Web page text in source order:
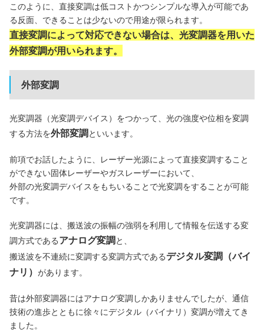
このように、直接変調は低コストかつシンプルな導入が可能であ
る反面、できることは少ないので用途が限られます。
直接変調によって対応できない場合は、光変調器を用いた
外部変調が用いられます。
外部変調
光変調器（光変調デバイス）をつかって、光の強度や位相を変調
する方法を外部変調といいます。
前項でお話したように、レーザー光源によって直接変調すること
ができない固体レーザーやガスレーザーにおいて、
外部の光変調デバイスをもちいることで光変調をすることが可能
です。
光変調器には、搬送波の振幅の強弱を利用して情報を伝送する変
調方式であるアナログ変調と、
搬送波を不連続に変調する変調方式であるデジタル変調（バイ
ナリ） があります。
昔は外部変調器にはアナログ変調しかありませんでしたが、通信
技術の進歩とともに徐々にデジタル（バイナリ）変調が増えてき
ました。